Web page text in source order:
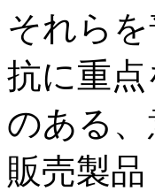
それら
抗に重
のある
販売製品